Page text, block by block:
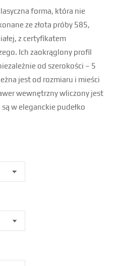
forma, która nie
ze złota próby 585,
z certyfikatem
Ich zaokrąglony profil
od szerokości – 5
jest od rozmiaru i mieści
wewnętrzny wliczony jest
w eleganckie pudełko